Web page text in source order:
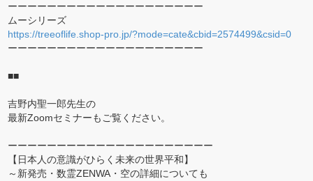
ーーーーーーーーーーーーーーーーーーーー
ムーシリーズ
https://treeoflife.shop-pro.jp/?mode=cate&cbid=2574499&csid=0
ーーーーーーーーーーーーーーーーーーーー
■■
吉野内聖一郎先生の
最新Zoomセミナーもご覧ください。
ーーーーーーーーーーーーーーーーーーーーー
【日本人の意識がひらく未来の世界平和】
～新発売・数霊ZENWA・空の詳細についても